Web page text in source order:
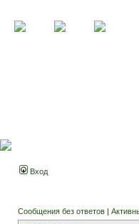
Вход
Сообщения без ответов |